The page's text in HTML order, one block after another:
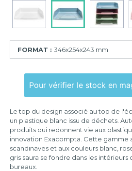
FORMAT : 346x254x243 mm
346x254x243
Le top du design associé au top de
un plastique blanc issu de déchets.
produits qui redonnent vie aux
innovation Exacompta. Cette gamme
scandinaves et aux couleurs blanc,
gris saura se fondre dans les intérieurs
bureaux.